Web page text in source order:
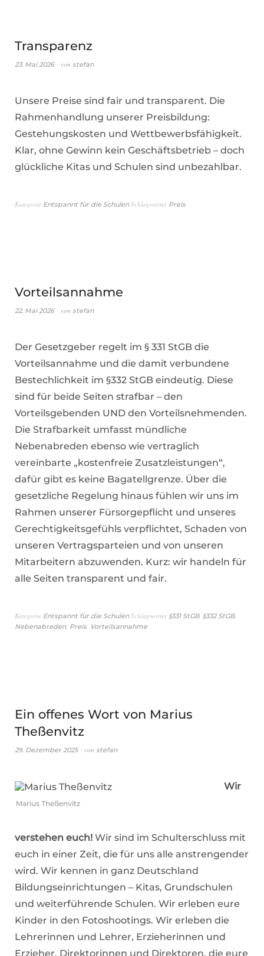
Transparenz
23. Mai 2026 von stefan
Unsere Preise sind fair und transparent. Die
Rahmenhandlung unserer Preisbildung:
Gestehungskosten und Wettbewerbsfähigkeit.
Klar, ohne Gewinn kein Geschäftsbetrieb – doch
glückliche Kitas und Schulen sind unbezahlbar.
Kategorie Entspannt für die Schulen Schlagwörter Preis
Vorteilsannahme
22. Mai 2026 von stefan
Der Gesetzgeber regelt im § 331 StGB die
Vorteilsannahme und die damit verbundene
Bestechlichkeit im §332 StGB eindeutig. Diese
sind für beide Seiten strafbar – den
Vorteilsgebenden UND den Vorteilsnehmenden.
Die Strafbarkeit umfasst mündliche
Nebenabreden ebenso wie vertraglich
vereinbarte „kostenfreie Zusatzleistungen“,
dafür gibt es keine Bagatellgrenze. Über die
gesetzliche Regelung hinaus fühlen wir uns im
Rahmen unserer Fürsorgepflicht und unseres
Gerechtigkeitsgefühls verpflichtet, Schaden von
unseren Vertragsparteien und von unseren
Mitarbeitern abzuwenden. Kurz: wir handeln für
alle Seiten transparent und fair.
Kategorie Entspannt für die Schulen Schlagwörter §331 StGB, §332 StGB,
Nebenabreden, Preis Vorteilsannahme
Ein offenes Wort von Marius
Theßenvitz
29. Dezember 2025 von stefan
Marius Theßenvitz
Wir
verstehen euch! Wir sind im Schulterschluss mit
euch in einer Zeit, die für uns alle anstrengender
wird. Wir kennen in ganz Deutschland
Bildungseinrichtungen – Kitas, Grundschulen
und weiterführende Schulen. Wir erleben eure
Kinder in den Fotoshootings. Wir erleben die
Lehrerinnen und Lehrer, Erzieherinnen und
Erzieher, Direktorinnen und Direktoren, die eure